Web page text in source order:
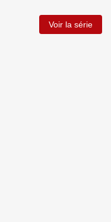
Voir la série